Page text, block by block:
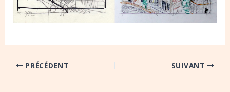
PRÉCÉDENT SUIVANT